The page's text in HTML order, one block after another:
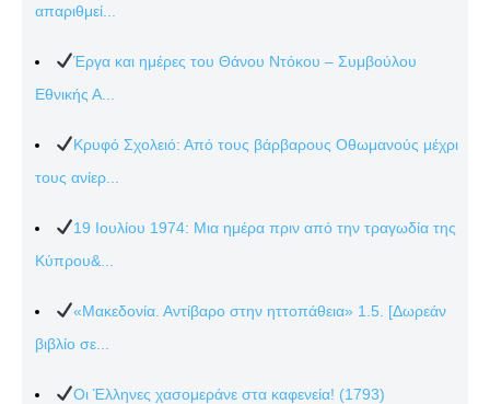
απαριθμεί...
Έργα και ημέρες του Θάνου Ντόκου – Συμβούλου
Εθνικής Α...
Κρυφό Σχολειό: Από τους βάρβαρους Οθωμανούς μέχρι
τους ανίερ...
19 Ιουλίου 1974: Μια ημέρα πριν από την τραγωδία της
Κύπρου&...
«Μακεδονία. Αντίβαρο στην ηττοπάθεια» 1.5. [Δωρεάν
βιβλίο σε...
Οι Έλληνες χασομεράνε στα καφενεία! (1793)